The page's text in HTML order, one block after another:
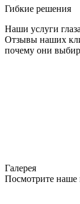
Гибкие решения
Наши услуги
Отзывы наших
почему они
Галерея
Посмотрите наше